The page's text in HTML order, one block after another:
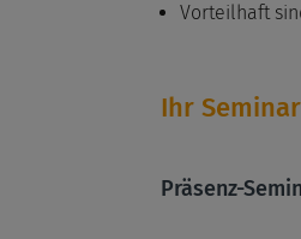
Vorteilhaft
Ihr Seminar
Präsenz-